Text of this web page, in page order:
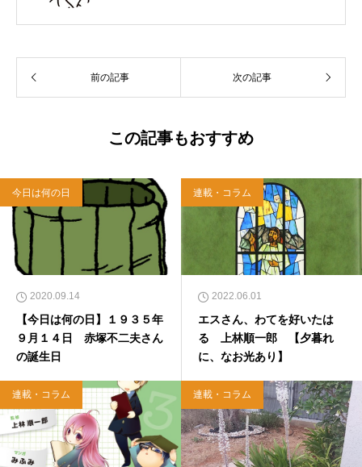
れ。関西学院大学社会学部卒業。９０年代、い
て、雜賀編集工房として独立。
前の記事 次の記事
この記事もおすすめ
今日は何の日
2020.09.14
【今日は何の日】１９３５年
９月１４日 赤塚不二夫さん
の誕生日
連載・コラム
2022.06.01
エスさん、わてを好いたは
る 上林順一郎 【夕暮れ
に、なお光あり】
連載・コラム 連載・コラム